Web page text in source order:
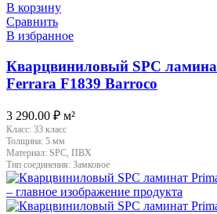
В корзину
Сравнить
В избранное
Кварцвиниловый SPC
Ferrara F1839 Barroco
3 290.00 ₽ м²
Класс: 33 класс
Толщина: 5 мм
Материал: SPC, ПВХ
Тип соединения: Замковое